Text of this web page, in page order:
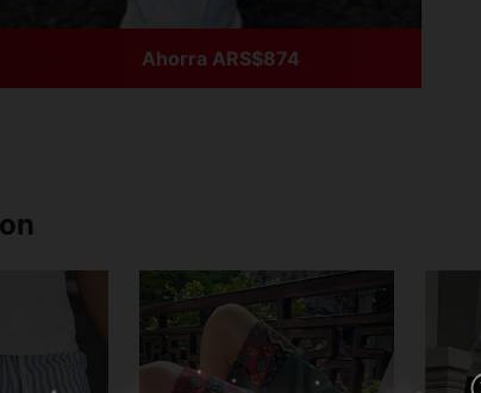
Ahorra ARS$874